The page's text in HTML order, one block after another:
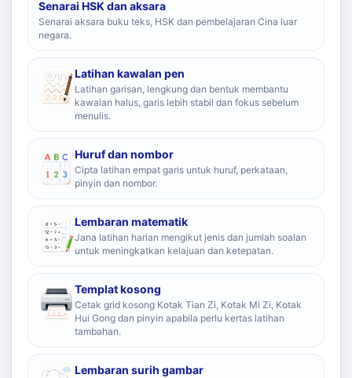
Senarai HSK dan aksara
Senarai aksara buku teks, HSK dan pembelajaran Cina luar
negara.
Latihan kawalan pen
Latihan garisan, lengkung dan bentuk membantu
kawalan halus, garis lebih stabil dan fokus sebelum
menulis.
Huruf dan nombor
Cipta latihan empat garis untuk huruf, perkataan,
pinyin dan nombor.
Lembaran matematik
Jana latihan harian mengikut jenis dan jumlah soalan
untuk meningkatkan kelajuan dan ketepatan.
Templat kosong
Cetak grid kosong Kotak Tian Zi, Kotak Mi Zi, Kotak
Hui Gong dan pinyin apabila perlu kertas latihan
tambahan.
Lembaran surih gambar